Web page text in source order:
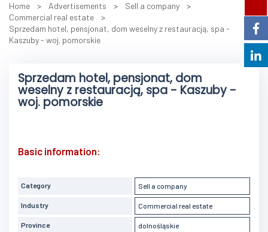
Home > Advertisements > Sell a company >
Commercial real estate >
Sprzedam hotel, pensjonat, dom weselny z restauracją, spa -
Kaszuby - woj. pomorskie
Sprzedam hotel, pensjonat, dom
weselny z restauracją, spa - Kaszuby -
woj. pomorskie
Basic information:
Category Sell a company
Industry Commercial real estate
Province dolnośląskie